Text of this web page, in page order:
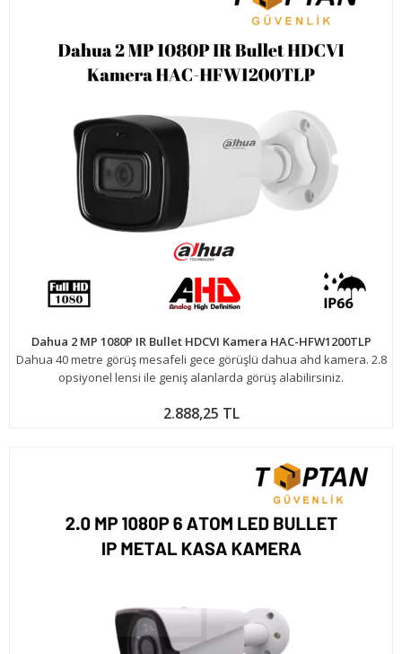
Dahua 2 MP 1080P IR Bullet HDCVI Kamera HAC-HFW1200TLP
Dahua 40 metre görüş mesafeli gece görüşlü dahua ahd kamera. 2.8
opsiyonel lensi ile geniş alanlarda görüş alabilirsiniz.
2.888,25 TL